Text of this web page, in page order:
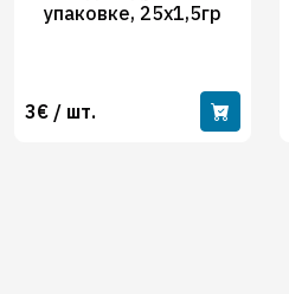
упаковке, 25х1,5гр
3€ / шт.